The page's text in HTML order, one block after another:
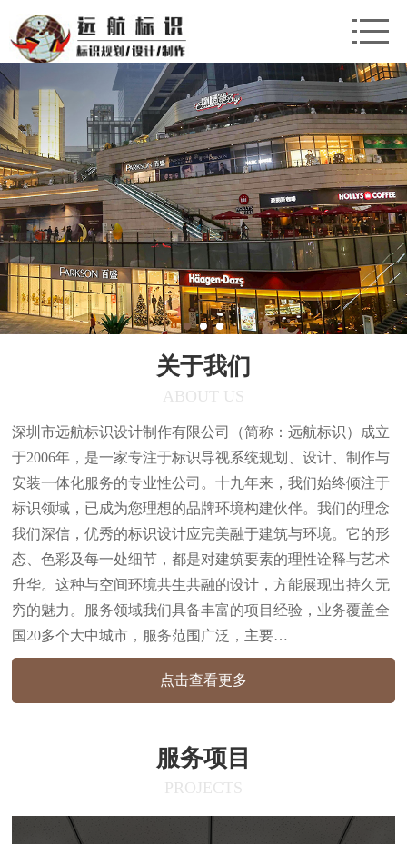
关于我们
ABOUT US
深圳市远航标识设计制作有限公司（简称：远航标识）成立
于2006年，是一家专注于标识导视系统规划、设计、制作与
安装一体化服务的专业性公司。十九年来，我们始终倾注于
标识领域，已成为您理想的品牌环境构建伙伴。我们的理念
我们深信，优秀的标识设计应完美融于建筑与环境。它的形
态、色彩及每一处细节，都是对建筑要素的理性诠释与艺术
升华。这种与空间环境共生共融的设计，方能展现出持久无
穷的魅力。服务领域我们具备丰富的项目经验，业务覆盖全
国20多个大中城市，服务范围广泛，主要…
点击查看更多
服务项目
PROJECTS